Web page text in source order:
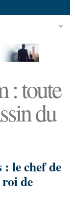
: toute
du
le chef de
de